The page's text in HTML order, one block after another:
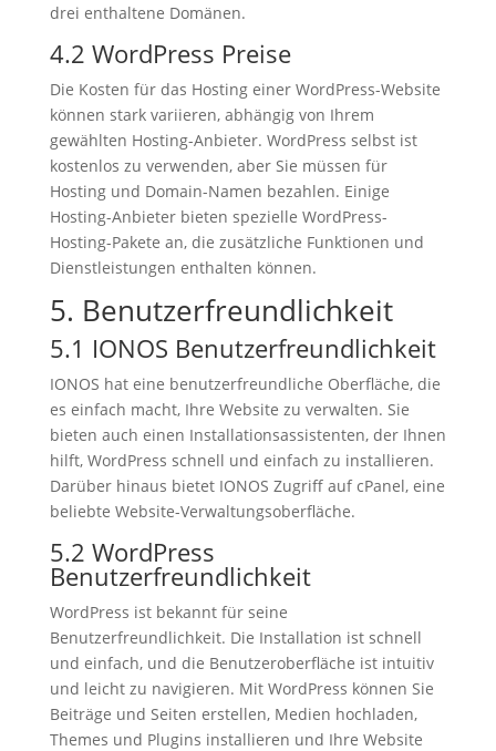
drei enthaltene Domänen.
4.2 WordPress Preise
Die Kosten für das Hosting einer WordPress-Website
können stark variieren, abhängig von Ihrem
gewählten Hosting-Anbieter. WordPress selbst ist
kostenlos zu verwenden, aber Sie müssen für
Hosting und Domain-Namen bezahlen. Einige
Hosting-Anbieter bieten spezielle WordPress-
Hosting-Pakete an, die zusätzliche Funktionen und
Dienstleistungen enthalten können.
5. Benutzerfreundlichkeit
5.1 IONOS Benutzerfreundlichkeit
IONOS hat eine benutzerfreundliche Oberfläche, die
es einfach macht, Ihre Website zu verwalten. Sie
bieten auch einen Installationsassistenten, der Ihnen
hilft, WordPress schnell und einfach zu installieren.
Darüber hinaus bietet IONOS Zugriff auf cPanel, eine
beliebte Website-Verwaltungsoberfläche.
5.2 WordPress
Benutzerfreundlichkeit
WordPress ist bekannt für seine
Benutzerfreundlichkeit. Die Installation ist schnell
und einfach, und die Benutzeroberfläche ist intuitiv
und leicht zu navigieren. Mit WordPress können Sie
Beiträge und Seiten erstellen, Medien hochladen,
Themes und Plugins installieren und Ihre Website